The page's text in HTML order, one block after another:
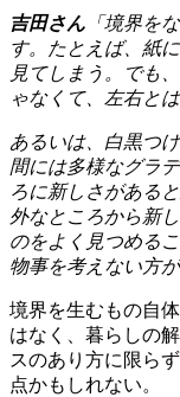
吉田さん 「境界を
す。たとえば、紙
見てしまう。でも
ゃなくて、左右と
あるいは、白黒つ
間には多様なグラ
ろに新しさがある
外なところから新
のをよく見つめる
物事を考えない方
境界を生むもの自
はなく、暮らしの
スのあり方に限ら
点かもしれない。